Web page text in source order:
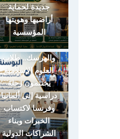
جديدة لحماية
أراضيها وهويتها
المؤسسية
البوسنة
والهرسك.. طلاب
العلوم الإسلامية
يختتمون رحلة
دراسية إلى ألمانيا
وفرنسا لاكتساب
الخبرات وبناء
الشراكات الدولية